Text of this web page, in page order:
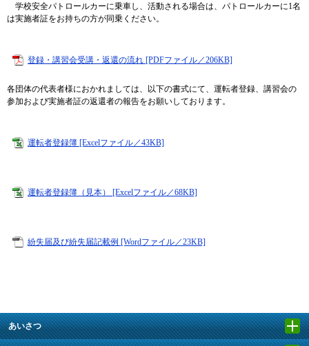
学校安全パトロールカーに乗車し、活動される場合は、パトロールカーに1名
は実施者証をお持ちの方が同乗ください。
登録・講習会受講・返還の流れ [PDFファイル／206KB]
各団体の代表者様におかれましては、以下の書式にて、運転者登録、講習会の
参加および実施者証の返還者の報告をお願いしております。
運転者登録簿 [Excelファイル／43KB]
運転者登録簿（見本） [Excelファイル／68KB]
紛失届及び紛失届記載例 [Wordファイル／23KB]
あいさつ